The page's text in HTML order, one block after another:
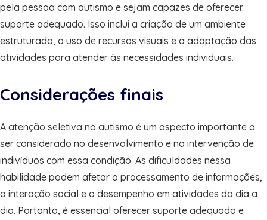
pela pessoa com autismo e sejam capazes de oferecer
suporte adequado. Isso inclui a criação de um ambiente
estruturado, o uso de recursos visuais e a adaptação das
atividades para atender às necessidades individuais.
Considerações finais
A atenção seletiva no autismo é um aspecto importante a
ser considerado no desenvolvimento e na intervenção de
indivíduos com essa condição. As dificuldades nessa
habilidade podem afetar o processamento de informações,
a interação social e o desempenho em atividades do dia a
dia. Portanto, é essencial oferecer suporte adequado e